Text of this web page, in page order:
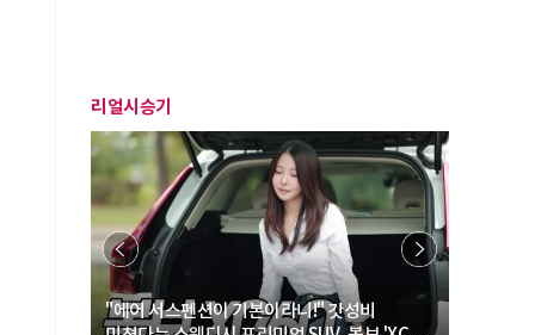
리얼시승기
"에어 서스펜션이 기본이라니!" 갓성비